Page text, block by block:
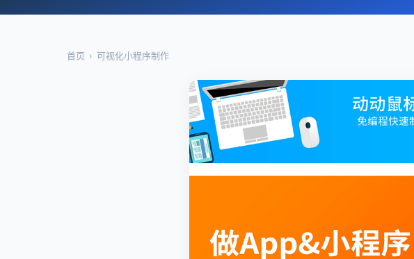
首页 › 可视化小程序制作